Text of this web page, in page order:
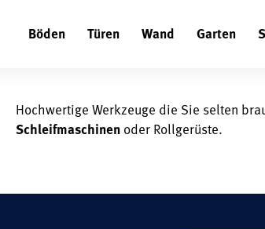
Böden Türen Wand Garten
Hochwertige Werkzeuge die Sie selten
Schleifmaschinen oder Rollgerüste.